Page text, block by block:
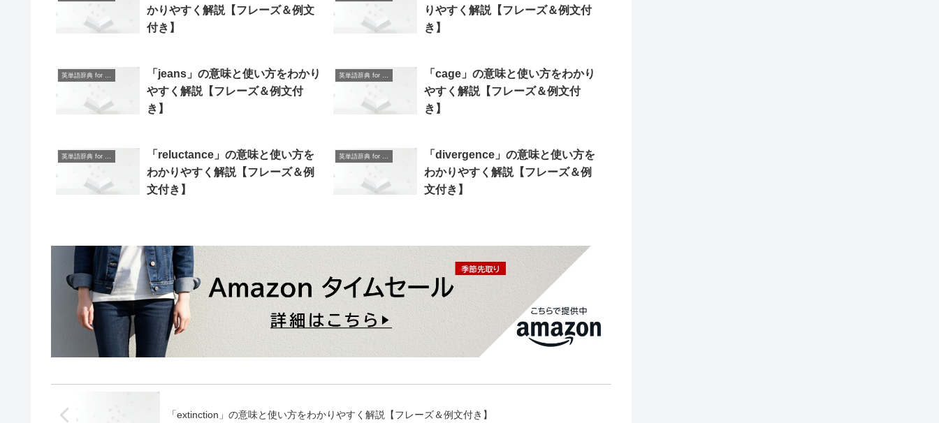
かりやすく解説【フレーズ＆例文
付き】
りやすく解説【フレーズ＆例文付
き】
英単語辞典 for Beginners
「jeans」の意味と使い方をわかり
やすく解説【フレーズ＆例文付
き】
英単語辞典 for Beginners
「cage」の意味と使い方をわかり
やすく解説【フレーズ＆例文付
き】
英単語辞典 for Beginners
「reluctance」の意味と使い方を
わかりやすく解説【フレーズ＆例
文付き】
英単語辞典 for Beginners
「divergence」の意味と使い方を
わかりやすく解説【フレーズ＆例
文付き】
「extinction」の意味と使い方をわかりやすく解説【フレーズ＆例文付き】